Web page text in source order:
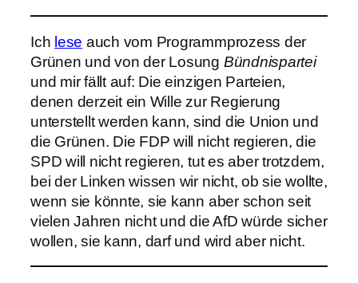
Ich lese auch vom Programmprozess der
Grünen und von der Losung Bündnispartei
und mir fällt auf: Die einzigen Parteien,
denen derzeit ein Wille zur Regierung
unterstellt werden kann, sind die Union und
die Grünen. Die FDP will nicht regieren, die
SPD will nicht regieren, tut es aber trotzdem,
bei der Linken wissen wir nicht, ob sie wollte,
wenn sie könnte, sie kann aber schon seit
vielen Jahren nicht und die AfD würde sicher
wollen, sie kann, darf und wird aber nicht.